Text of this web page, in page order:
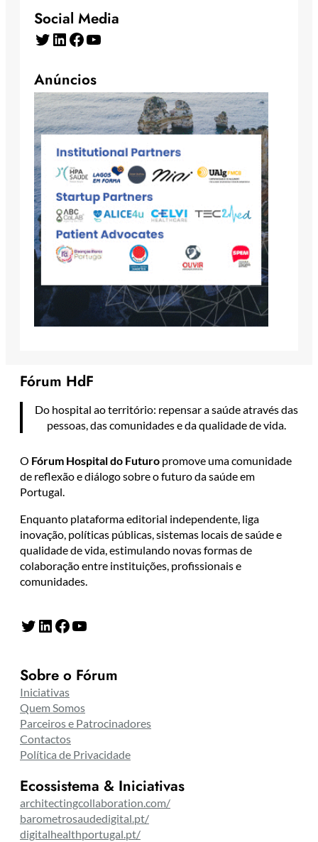
Social Media
Twitter LinkedIn Facebook YouTube
Anúncios
Fórum HdF
Do hospital ao território: repensar a saúde através das
pessoas, das comunidades e da qualidade de vida.
O Fórum Hospital do Futuro promove uma comunidade
de reflexão e diálogo sobre o futuro da saúde em
Portugal.
Enquanto plataforma editorial independente, liga
inovação, políticas públicas, sistemas locais de saúde e
qualidade de vida, estimulando novas formas de
colaboração entre instituições, profissionais e
comunidades.
Twitter LinkedIn Facebook YouTube
Sobre o Fórum
Iniciativas
Quem Somos
Parceiros e Patrocinadores
Contactos
Política de Privacidade
Ecossistema & Iniciativas
architectingcollaboration.com/
barometrosaudedigital.pt/
digitalhealthportugal.pt/